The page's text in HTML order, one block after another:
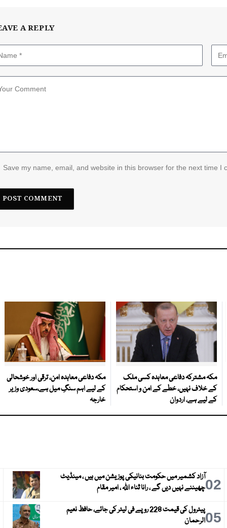
A REPLY
Save my name, email, and website in this browser for the next time I
مکہ مشترکہ دفاعی معاہدہ کسی ملک
کے خلاف نہیں، خطے کے امن و استحکام
کے لیے ہے، اردوان
مکہ دفاعی معاہدہ امن، ترقی اور خوشحالی
کے لیے اہم سنگِ میل ہے،سعودی وزیر
خارجہ
02آزاد کشمیر میں حکومت بنانیکی پوزیشن میں ہیں ، مینڈیٹ
چھیننے نہیں دیں گے ، رانا ثناء اللہ ، امیر مقام
05
پیٹرول کی قیمت 228 روپے فی لیٹر کی جائے، حافظ نعیم
الرحمان